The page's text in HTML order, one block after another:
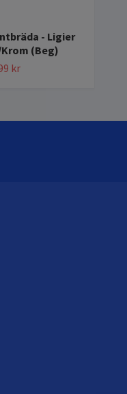
- Ligier
Krom (Beg)
kr